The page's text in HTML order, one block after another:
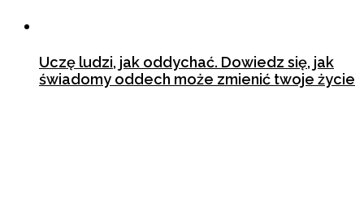
Uczę ludzi, jak oddychać. Dowiedz się, jak
świadomy oddech może zmienić twoje życie